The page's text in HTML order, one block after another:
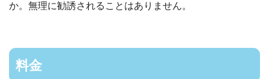
か。無理に勧誘されることはありません。
料金